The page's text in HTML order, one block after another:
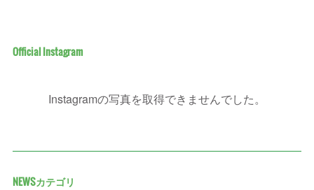
Official Instagram
Instagramの写真を取得できませんでした。
NEWSカテゴリ